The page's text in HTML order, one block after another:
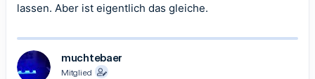
lassen. Aber ist eigentlich das gleiche.
muchtebaer
Mitglied